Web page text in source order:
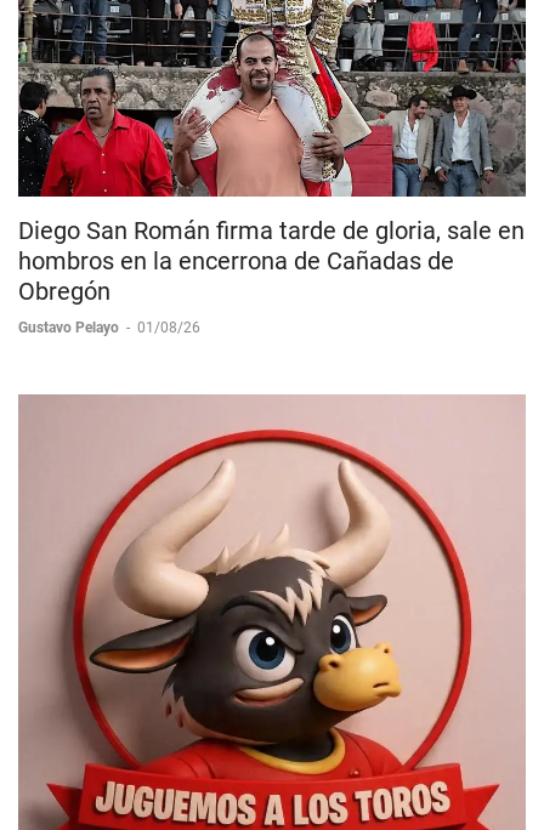
Diego San Román firma tarde de gloria, sale en
hombros en la encerrona de Cañadas de
Obregón
Gustavo Pelayo - 01/08/26